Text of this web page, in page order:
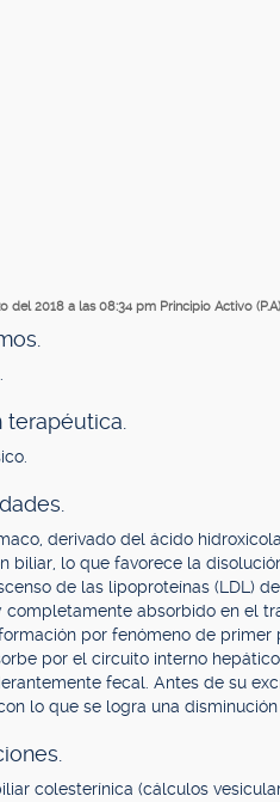
del 2018 a las 08:34 pm Principio Activo
terapéutica.
derivado del ácido
biliar, lo que favorece la
de las lipoproteínas (LDL)
completamente absorbido en el
por fenómeno de
por el circuito interno
fecal. Antes de su
lo que se logra una
colesterínica (cálculos